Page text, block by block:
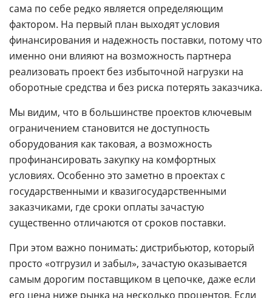
сама по себе редко является определяющим
фактором. На первый план выходят условия
финансирования и надежность поставки, потому что
именно они влияют на возможность партнера
реализовать проект без избыточной нагрузки на
оборотные средства и без риска потерять заказчика.
Мы видим, что в большинстве проектов ключевым
ограничением становится не доступность
оборудования как таковая, а возможность
профинансировать закупку на комфортных
условиях. Особенно это заметно в проектах с
государственными и квазигосударственными
заказчиками, где сроки оплаты зачастую
существенно отличаются от сроков поставки.
При этом важно понимать: дистрибьютор, который
просто «отгрузил и забыл», зачастую оказывается
самым дорогим поставщиком в цепочке, даже если
его цена ниже рынка на несколько процентов. Если